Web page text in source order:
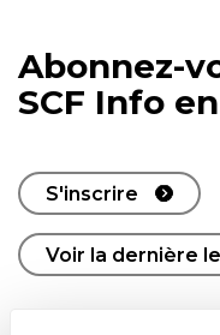
Abonnez-
SCF Info
S'inscrire
Voir la dernière